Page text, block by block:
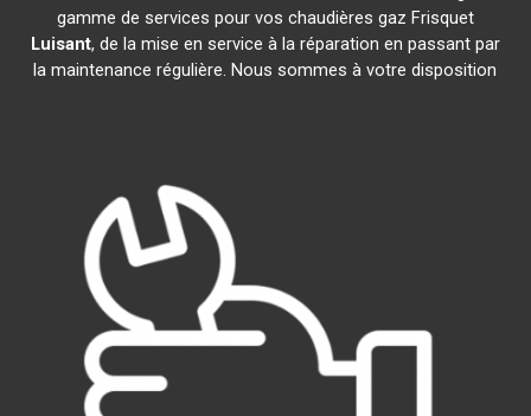
gamme de services pour vos chaudières gaz Frisquet
Luisant, de la mise en service à la réparation en passant par
la maintenance régulière. Nous sommes à votre disposition